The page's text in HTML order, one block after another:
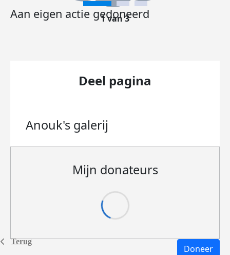
Terug
Aan eigen actie gedoneerd
1 van 3
Deel pagina
Anouk's galerij
Mijn donateurs
Doneer